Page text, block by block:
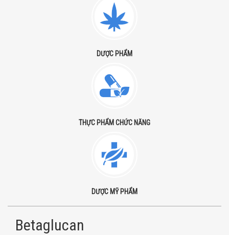
DƯỢC PHẨM
THỰC PHẨM CHỨC NĂNG
DƯỢC MỸ PHẨM
Betaglucan